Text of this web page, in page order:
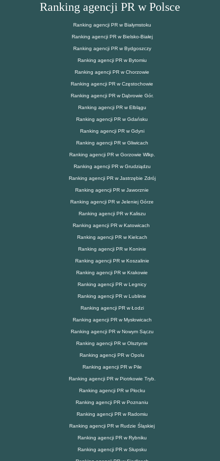
Ranking agencji PR w Polsce
Ranking agencji PR w Białymstoku
Ranking agencji PR w Bielsko-Białej
Ranking agencji PR w Bydgoszczy
Ranking agencji PR w Bytomiu
Ranking agencji PR w Chorzowie
Ranking agencji PR w Częstochowie
Ranking agencji PR w Dąbrowie Gór.
Ranking agencji PR w Elblągu
Ranking agencji PR w Gdańsku
Ranking agencji PR w Gdyni
Ranking agencji PR w Gliwicach
Ranking agencji PR w Gorzowie Wlkp.
Ranking agencji PR w Grudziądzu
Ranking agencji PR w Jastrzębie Zdrój
Ranking agencji PR w Jaworznie
Ranking agencji PR w Jeleniej Górze
Ranking agencji PR w Kaliszu
Ranking agencji PR w Katowicach
Ranking agencji PR w Kielcach
Ranking agencji PR w Koninie
Ranking agencji PR w Koszalinie
Ranking agencji PR w Krakowie
Ranking agencji PR w Legnicy
Ranking agencji PR w Lublinie
Ranking agencji PR w Łodzi
Ranking agencji PR w Mysłowicach
Ranking agencji PR w Nowym Sączu
Ranking agencji PR w Olsztynie
Ranking agencji PR w Opolu
Ranking agencji PR w Pile
Ranking agencji PR w Piotrkowie Tryb.
Ranking agencji PR w Płocku
Ranking agencji PR w Poznaniu
Ranking agencji PR w Radomiu
Ranking agencji PR w Rudzie Śląskiej
Ranking agencji PR w Rybniku
Ranking agencji PR w Słupsku